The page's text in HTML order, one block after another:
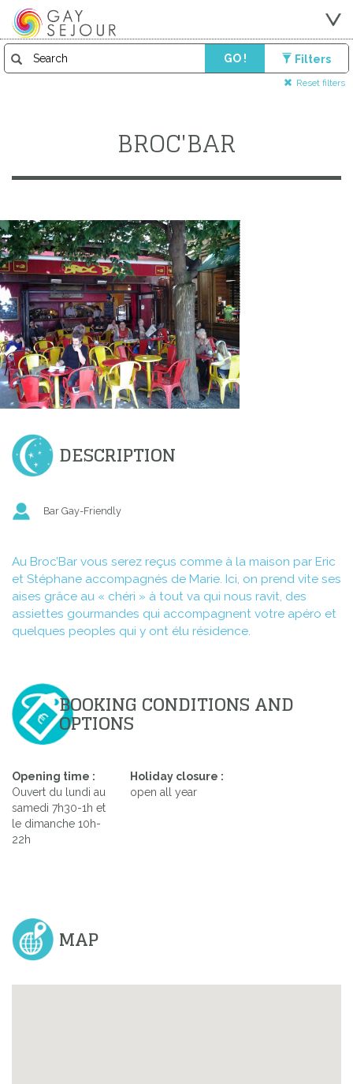
GO ! Filters
Reset filters
BROC'BAR
DESCRIPTION
Bar Gay-Friendly
Au Broc’Bar vous serez reçus comme à la maison par Eric
et Stéphane accompagnés de Marie. Ici, on prend vite ses
aises grâce au « chéri » à tout va qui nous ravit, des
assiettes gourmandes qui accompagnent votre apéro et
quelques peoples qui y ont élu résidence.
BOOKING CONDITIONS AND
OPTIONS
Opening time :
Ouvert du lundi au
samedi 7h30-1h et
le dimanche 10h-
22h
Holiday closure :
open all year
MAP